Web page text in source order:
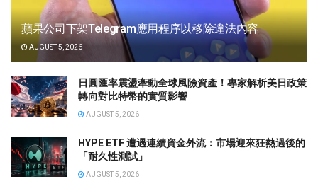
蘋果公司下架Telegram應用程序以移除違法內容
AUGUST 5, 2026
日圓匯率震盪牽動全球風險資產！專家解析美日政策
轉向對比特幣的實質影響
AUGUST 5, 2026
HYPE ETF 遭遇連續資金外流：市場迎來狂熱過後的
「耐久性測試」
AUGUST 5, 2026